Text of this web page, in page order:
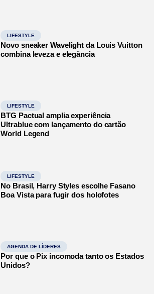
LIFESTYLE
Novo sneaker Wavelight da Louis Vuitton
combina leveza e elegância
LIFESTYLE
BTG Pactual amplia experiência
Ultrablue com lançamento do cartão
World Legend
LIFESTYLE
No Brasil, Harry Styles escolhe Fasano
Boa Vista para fugir dos holofotes
AGENDA DE LÍDERES
Por que o Pix incomoda tanto os Estados
Unidos?